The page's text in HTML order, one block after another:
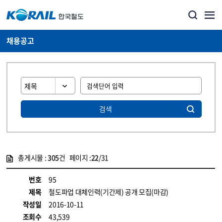
채용공고
검색
총게시물 :305건 페이지 :22/31
번호
95
제목
철도파업 대체인력(기간제) 공개 모집(마감)
작성일
2016-10-11
조회수
43,539